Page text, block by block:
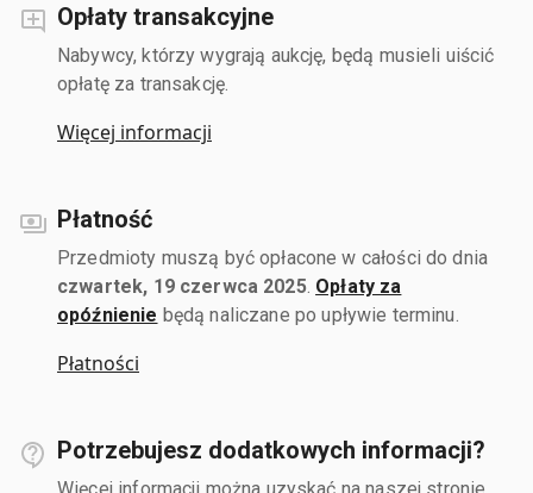
Opłaty transakcyjne
Nabywcy, którzy wygrają aukcję, będą musieli uiścić
opłatę za transakcję.
Więcej informacji
Płatność
Przedmioty muszą być opłacone w całości do dnia
czwartek, 19 czerwca 2025. Opłaty za
opóźnienie będą naliczane po upływie terminu.
Płatności
Potrzebujesz dodatkowych informacji?